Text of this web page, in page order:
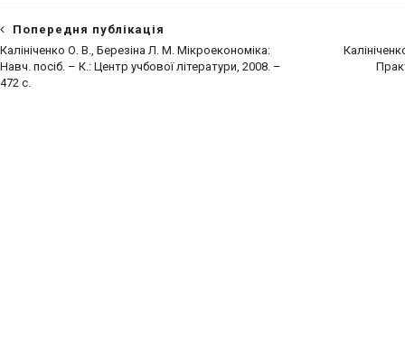
Попередня публікація
Калініченко О. В., Березіна Л. М. Мікроекономіка:
Навч. посіб. – К.: Центр учбової літератури, 2008. –
472 с.